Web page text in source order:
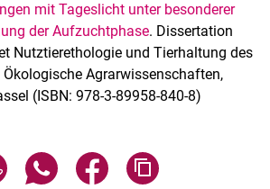
mit Tageslicht unter besonderer
der Aufzuchtphase. Dissertation
Nutztierethologie und Tierhaltung des
Ökologische Agrarwissenschaften,
(ISBN: 978-3-89958-840-8)
Seite über E-Mail teilen
Seite über WhatsApp teilen
Seite über Facebook